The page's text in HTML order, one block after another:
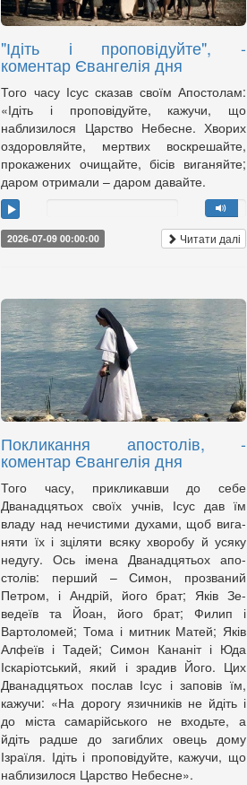
"Ідіть і проповідуйте", -
коментар Євангелія дня
Того часу Ісус сказав своїм Апостолам:
«Ідіть і проповідуйте, кажучи, що
наблизилося Царство Небесне. Хворих
оздоровляйте, мертвих воскрешайте,
прокажених очищайте, бісів виганяйте;
даром отримали – даром давайте.
2026-07-09 00:00:00 Читати далі
Покликання апостолів, -
коментар Євангелія дня
Того часу, прикликавши до себе
Дванадцятьох своїх учнів, Ісус дав їм
владу над нечистими духами, щоб вига­
няти їх і зціляти всяку хворобу й усяку
недугу. Ось імена Дванадцятьох апо­
столів: перший – Симон, прозваний
Петром, і Андрій, його брат; Яків Зе­­
ведеїв та Йоан, його брат; Филип і
Вартоломей; Тома і мит­ник Матей; Яків
Алфеїв і Та­дей; Симон Кананіт і Юда
Іска­рі­от­ський, який і зрадив Його. Цих
Дванадцятьох послав Ісус і заповів їм,
кажучи: «На дорогу язич­ників не йдіть і
до міста самарійського не входьте, а
йдіть радше до загиблих овець дому
Ізраїля. Ідіть і проповідуйте, кажучи, що
наблизилося Царство Небесне».